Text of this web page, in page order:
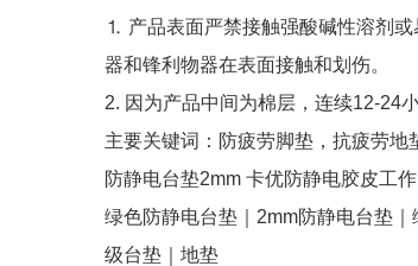
⒈ 产品表面严禁接触强酸碱性溶剂
器和锋利物器在表面接触和划伤。
2. 因为产品中间为棉层，连续12-24
主要关键词：防疲劳脚垫，抗疲劳
防静电台垫2mm 卡优防静电胶皮工
绿色防静电台垫｜2mm防静电台垫
级台垫｜地垫